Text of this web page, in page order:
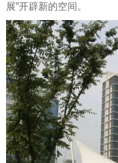
展”开辟新的空间。